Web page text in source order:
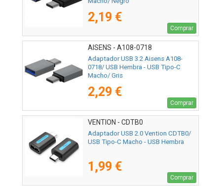
2,19 €
Comprar
AISENS - A108-0718
Adaptador USB 3.2 Aisens A108-
0718/ USB Hembra - USB Tipo-C
Macho/ Gris
2,29 €
Comprar
VENTION - CDTB0
Adaptador USB 2.0 Vention CDTB0/
USB Tipo-C Macho - USB Hembra
1,99 €
Comprar